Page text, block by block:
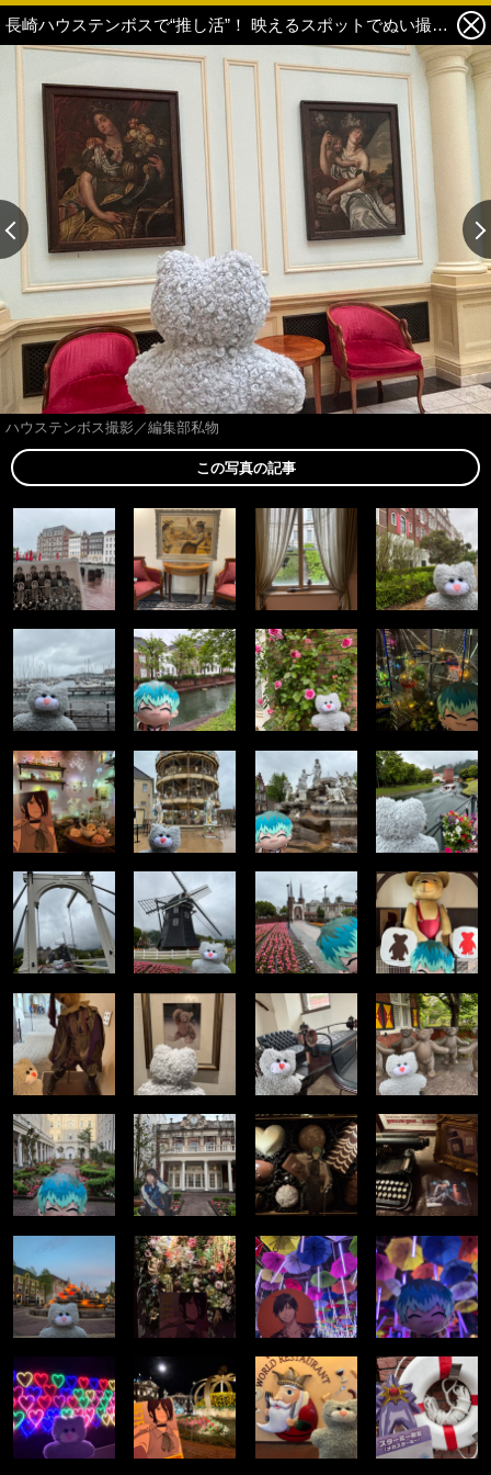
長崎ハウステンボスで“推し活”！ 映えるスポットでぬい撮りしてみた【レポ】 40枚目の写真・画像
ハウステンボス撮影／編集部私物
この写真の記事